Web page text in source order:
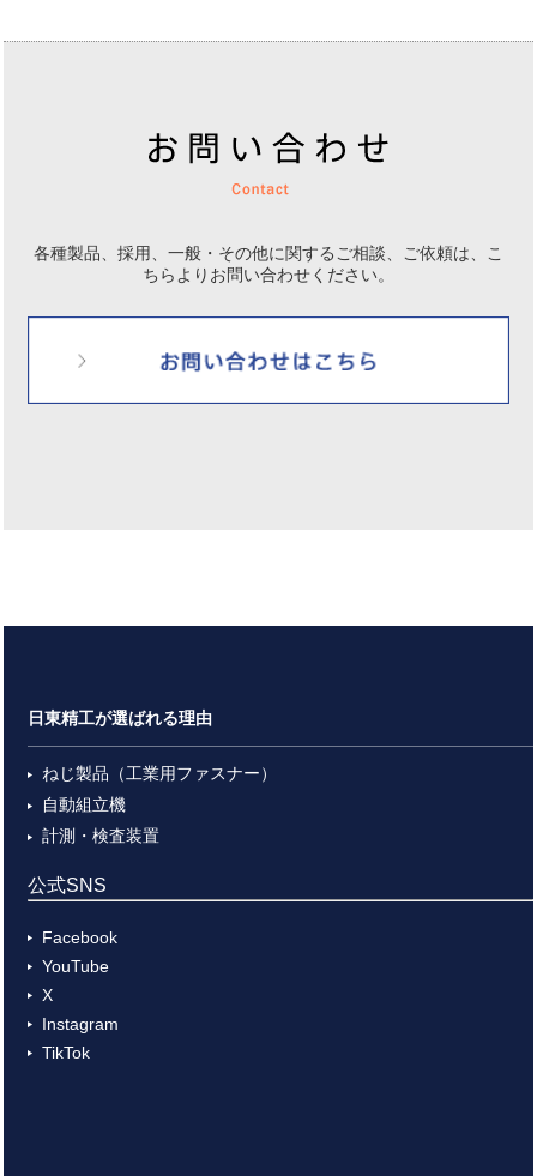
各種製品、採用、一般・その他に関するご相談、ご依頼は、 こ
ちらよりお問い合わせください。
日東精工が選ばれる理由
ねじ製品（工業用ファスナー）
自動組立機
計測・検査装置
公式SNS
Facebook
YouTube
X
Instagram
TikTok